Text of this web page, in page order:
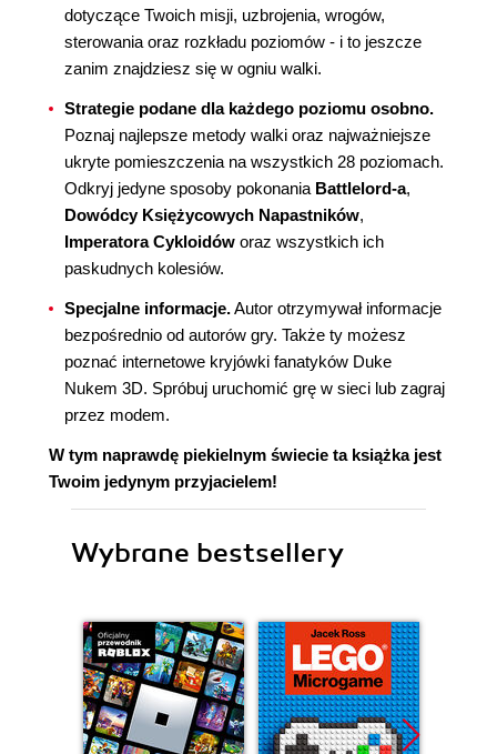
dotyczące Twoich misji, uzbrojenia, wrogów,
sterowania oraz rozkładu poziomów - i to jeszcze
zanim znajdziesz się w ogniu walki.
Strategie podane dla każdego poziomu osobno.
Poznaj najlepsze metody walki oraz najważniejsze
ukryte pomieszczenia na wszystkich 28 poziomach.
Odkryj jedyne sposoby pokonania Battlelord-a,
Dowódcy Księżycowych Napastników,
Imperatora Cykloidów oraz wszystkich ich
paskudnych kolesiów.
Specjalne informacje.Autor otrzymywał informacje
bezpośrednio od autorów gry. Także ty możesz
poznać internetowe kryjówki fanatyków Duke
Nukem 3D. Spróbuj uruchomić grę w sieci lub zagraj
przez modem.
W tym naprawdę piekielnym świecie ta książka jest
Twoim jedynym przyjacielem!
Wybrane bestsellery